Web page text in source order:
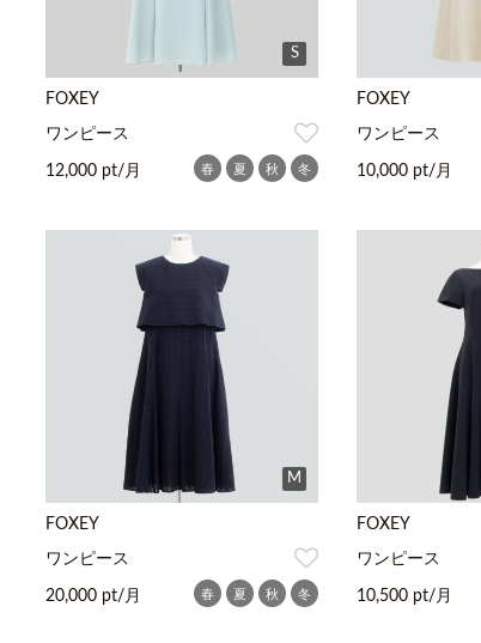
S
FOXEY
ワンピース
12,000 pt/月 春 夏 秋 冬
FOXEY
ワンピース
10,000 pt/月
M
FOXEY
ワンピース
20,000 pt/月 春 夏 秋 冬
FOXEY
ワンピース
10,500 pt/月